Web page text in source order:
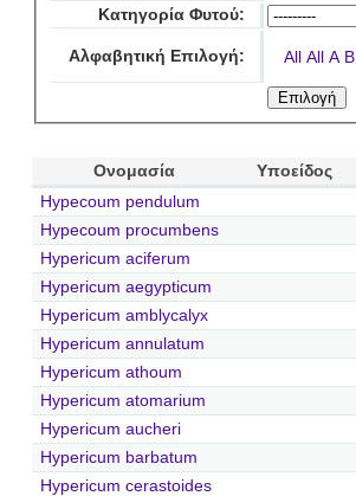
Κατηγορία Φυτού:
Αλφαβητική Επιλογή: All All A B
Ονομασία Υποείδος
Hypecoum pendulum
Hypecoum procumbens
Hypericum aciferum
Hypericum aegypticum
Hypericum amblycalyx
Hypericum annulatum
Hypericum athoum
Hypericum atomarium
Hypericum aucheri
Hypericum barbatum
Hypericum cerastoides